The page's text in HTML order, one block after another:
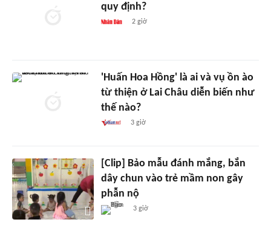
quy định?
2 giờ
'Huấn Hoa Hồng' là ai và vụ ồn ào
từ thiện ở Lai Châu diễn biến như
thế nào?
3 giờ
[Clip] Bảo mẫu đánh mắng, bắn
dây chun vào trẻ mầm non gây
phẫn nộ
3 giờ